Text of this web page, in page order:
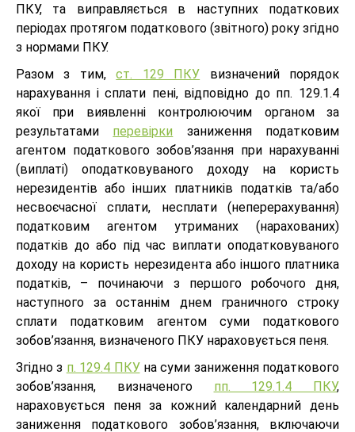
ПКУ, та виправляється в наступних податкових
періодах протягом податкового (звітного) року згідно
з нормами ПКУ.
Разом з тим,ст. 129 ПКУ визначений порядок
нарахування і сплати пені, відповідно до пп. 129.1.4
якої при виявленні контролюючим органом за
результатами перевірки заниження податковим
агентом податкового зобов’язання при нарахуванні
(виплаті) оподатковуваного доходу на користь
нерезидентів або інших платників податків та/або
несвоєчасної сплати, несплати (неперерахування)
податковим агентом утриманих (нарахованих)
податків до або під час виплати оподатковуваного
доходу на користь нерезидента або іншого платника
податків, – починаючи з першого робочого дня,
наступного за останнім днем граничного строку
сплати податковим агентом суми податкового
зобов’язання, визначеного ПКУ нараховується пеня.
Згідно з п. 129.4 ПКУна суми заниження податкового
зобов’язання, визначеного пп. 129.1.4 ПКУ,
нараховується пеня за кожний календарний день
заниження податкового зобов’язання, включаючи